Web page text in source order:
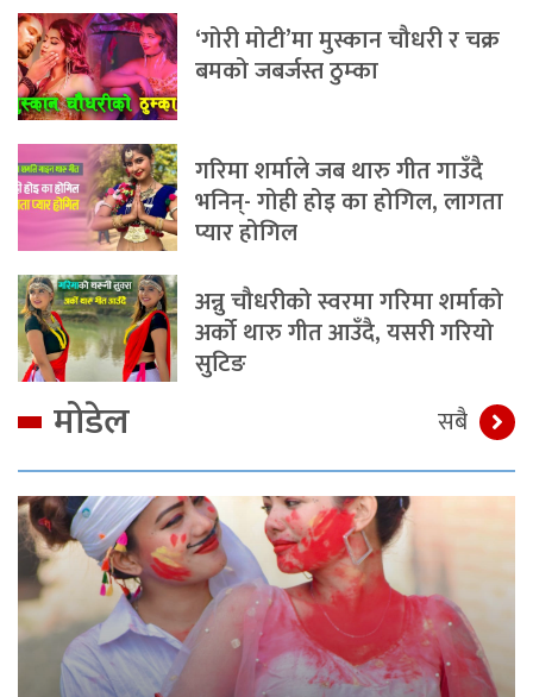
‘गोरी मोटी’मा मुस्कान चौधरी र चक्र
बमको जबर्जस्त ठुम्का
गरिमा शर्माले जब थारु गीत गाउँदै
भनिन्- गोही होइ का होगिल, लागता
प्यार होगिल
अन्नु चौधरीको स्वरमा गरिमा शर्माको
अर्को थारु गीत आउँदै, यसरी गरियो
सुटिङ
मोडेल सबै